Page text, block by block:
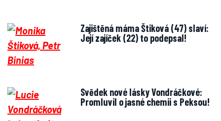
Zajištěná máma Štiková (47) slaví:
Její zajíček (22) to podepsal!
Svědek nové lásky Vondráčkové:
Promluvil o jasné chemii s Peksou!